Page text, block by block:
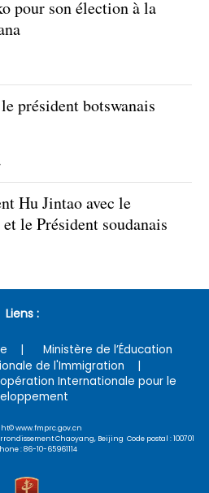
pour son élection à la
président botswanais
Hu Jintao avec le
le Président soudanais
Liens :
Ministère de l’Éducation
de l'Immigration
Internationale pour le
www.fmprc.gov.cn
Chaoyang, Beijing Code postal : 100701
: 86-10-65961114